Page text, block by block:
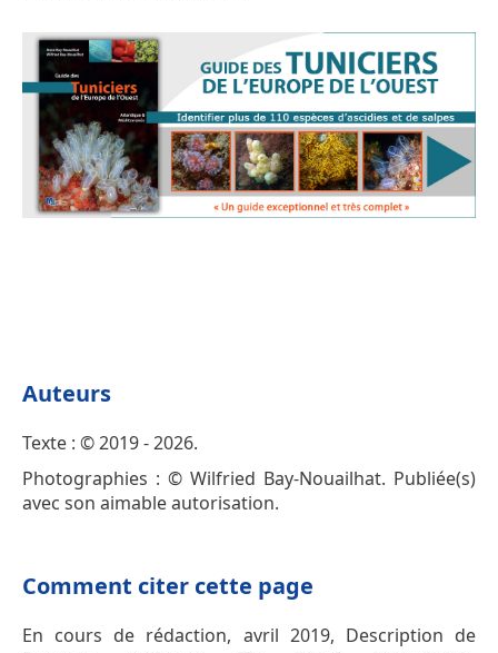
Auteurs
Texte : © 2019 - 2026.
Photographies : © Wilfried Bay-Nouailhat. Publiée(s)
avec son aimable autorisation.
Comment citer cette page
En cours de rédaction, avril 2019, Description de